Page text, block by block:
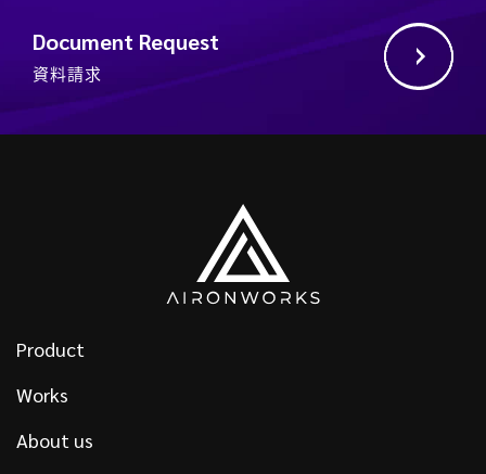
Document Request
資料請求
Product
Works
About us